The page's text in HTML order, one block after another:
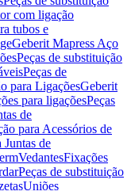
com ligação
tubos e
Geberit Mapress Aço
Peças de substituição
Peças de
para LigaçõesGeberit
para ligaçõesPeças
de
para Acessórios de
Juntas de
VedantesFixações
Peças de substituição
Uniões